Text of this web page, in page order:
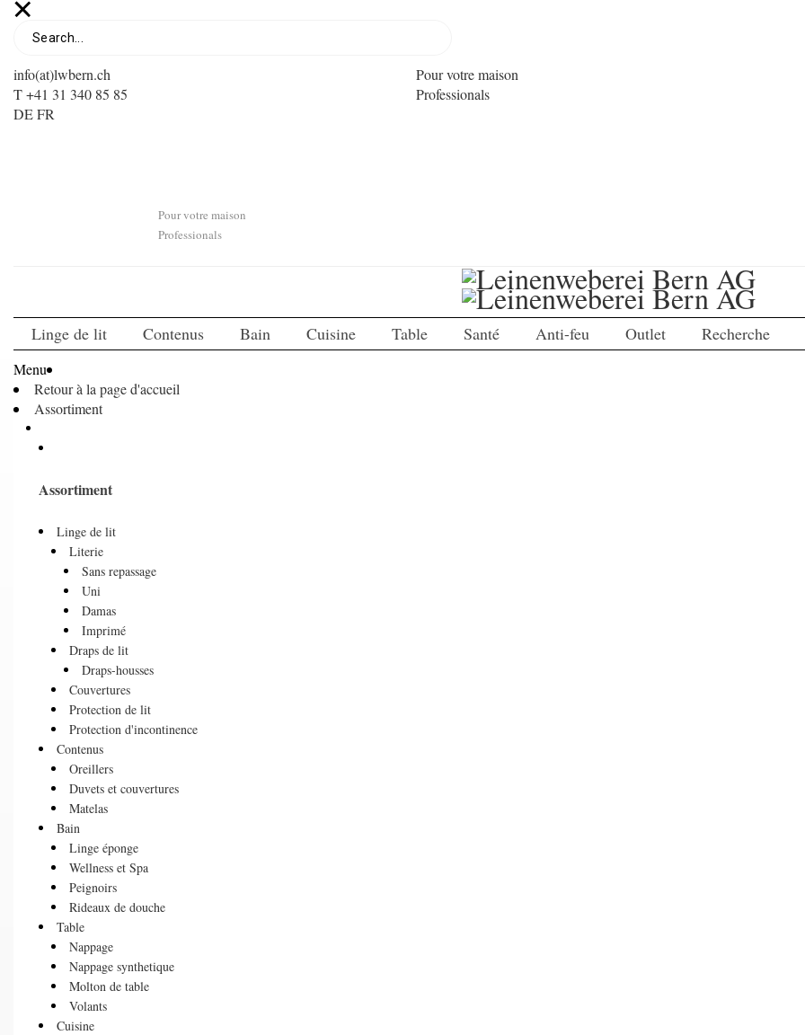
info(at)lwbern.ch
T +41 31 340 85 85
DEFR
Pour votre maison
Professionals
Pour votre maison
Professionals
Linge de lit Contenus Bain Cuisine Table Santé Anti-feu Outlet Recherche
Menu
Retour à la page d'accueil
Assortiment
Assortiment
Linge de lit
Literie
Sans repassage
Uni
Damas
Imprimé
Draps de lit
Draps-housses
Couvertures
Protection de lit
Protection d'incontinence
Contenus
Oreillers
Duvets et couvertures
Matelas
Bain
Linge éponge
Wellness et Spa
Peignoirs
Rideaux de douche
Table
Nappage
Nappage synthetique
Molton de table
Volants
Cuisine